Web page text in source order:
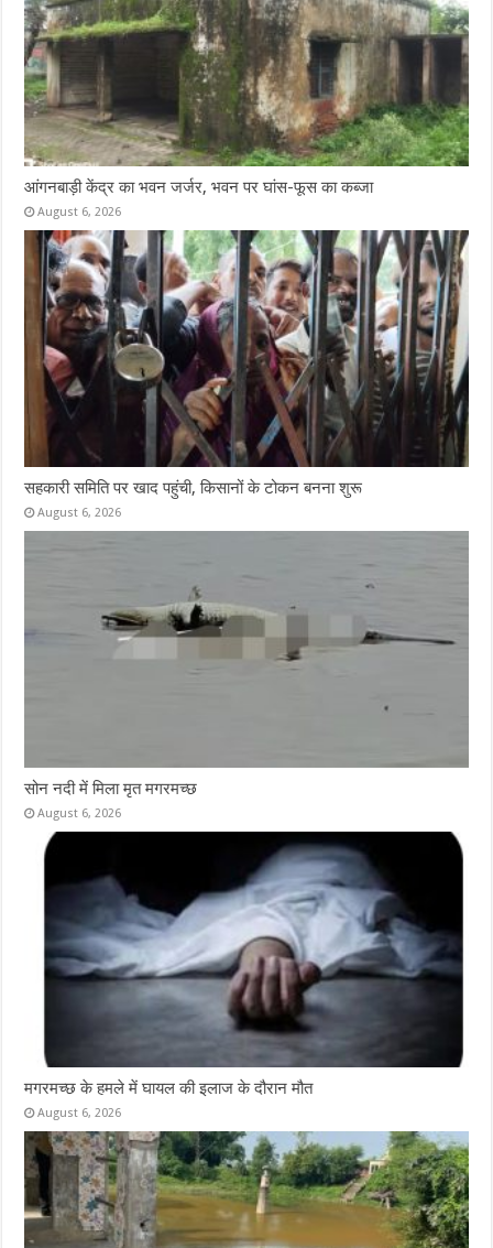
आंगनबाड़ी केंद्र का भवन जर्जर, भवन पर घांस-फूस का कब्जा
August 6, 2026
सहकारी समिति पर खाद पहुंची, किसानों के टोकन बनना शुरू
August 6, 2026
सोन नदी में मिला मृत मगरमच्छ
August 6, 2026
मगरमच्छ के हमले में घायल की इलाज के दौरान मौत
August 6, 2026